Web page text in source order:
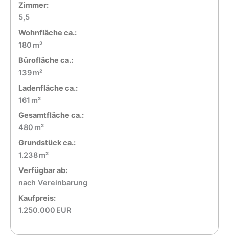
Zimmer:
5,5
Wohnfläche ca.:
180 m²
Bürofläche ca.:
139 m²
Ladenfläche ca.:
161 m²
Gesamtfläche ca.:
480 m²
Grund­stück ca.:
1.238 m²
Verfügbar ab:
nach Vereinbarung
Kaufpreis:
1.250.000 EUR